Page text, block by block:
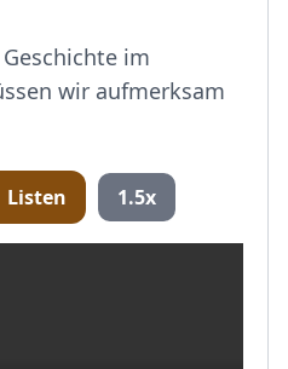
im
wir aufmerksam
Listen 1.5x